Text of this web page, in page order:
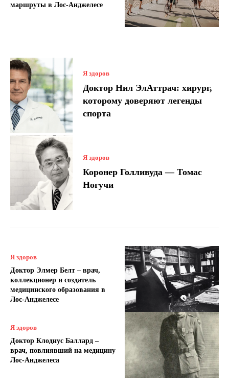
маршруты в Лос-Анджелесе
Я здоров
Доктор Нил ЭлАттрач: хирург,
которому доверяют легенды
спорта
Я здоров
Коронер Голливуда — Томас
Ногучи
Я здоров
Доктор Элмер Белт – врач,
коллекционер и создатель
медицинского образования в
Лос-Анджелесе
Я здоров
Доктор Клодиус Баллард –
врач, повлиявший на медицину
Лос-Анджелеса